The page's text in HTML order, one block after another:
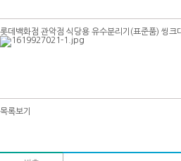
롯데백화점 관악점 식당용 유수분리기(표준품) 씽크
목록보기